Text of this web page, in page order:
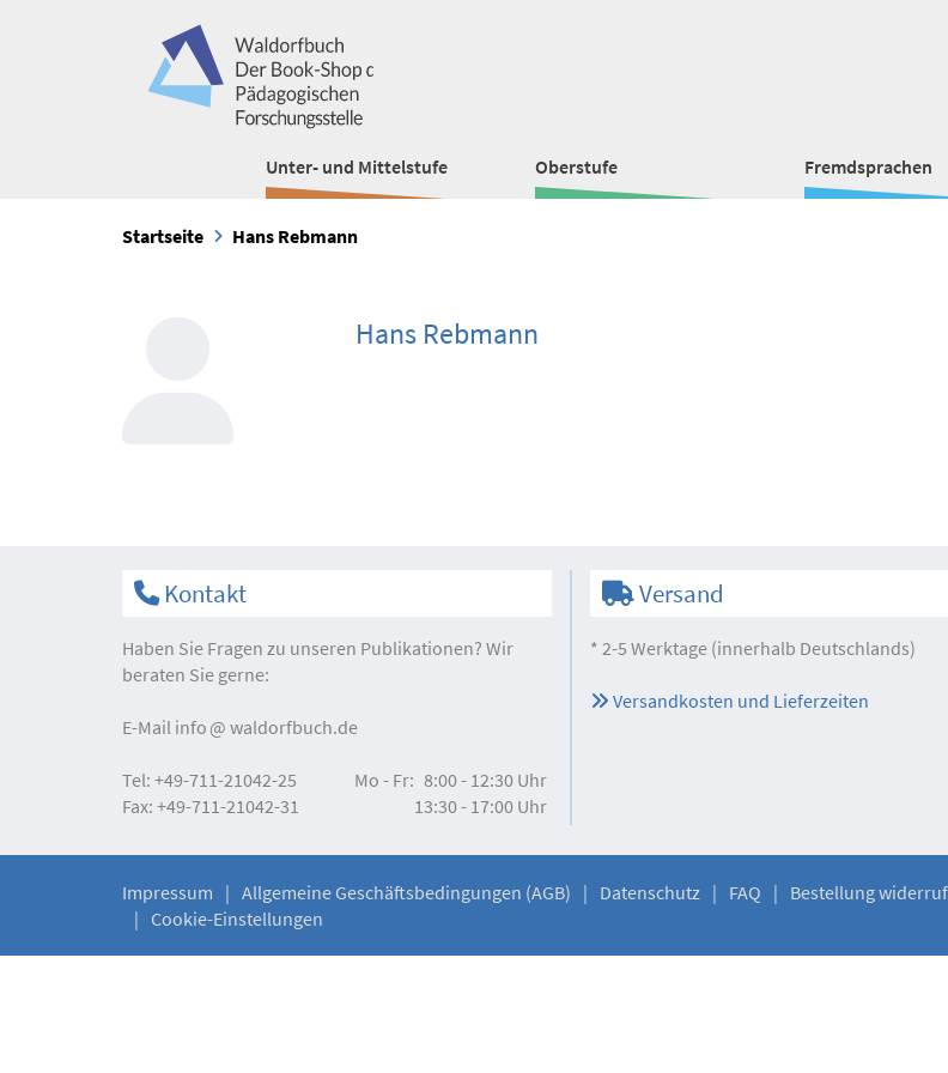
Unter- und Mittelstufe Oberstufe Fremdsprachen
Startseite Hans Rebmann
Hans Rebmann
Kontakt
Haben Sie Fragen zu unseren Publikationen? Wir
beraten Sie gerne:
E-Mail info waldorfbuch.de
Tel: +49-711-21042-25
Fax: +49-711-21042-31
Mo - Fr: 8:00 - 12:30 Uhr
13:30 - 17:00 Uhr
Versand
* 2-5 Werktage (innerhalb Deutschlands)
Versandkosten und Lieferzeiten
Impressum Allgemeine Geschäftsbedingungen (AGB) Datenschutz FAQ
Bestellung
Cookie-Einstellungen